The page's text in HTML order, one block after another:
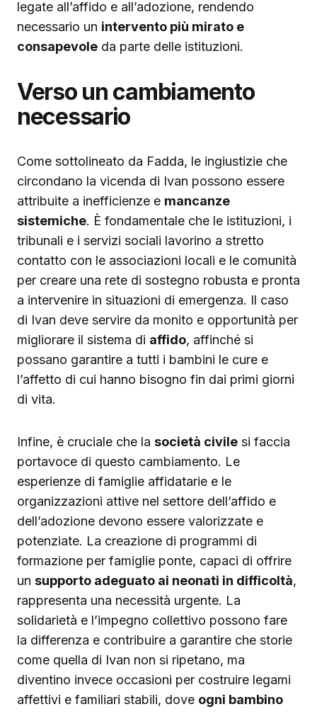
legate all’affido e all’adozione, rendendo
necessario un intervento più mirato e
consapevole da parte delle istituzioni.
Verso un cambiamento
necessario
Come sottolineato da Fadda, le ingiustizie che
circondano la vicenda di Ivan possono essere
attribuite a inefficienze e mancanze
sistemiche. È fondamentale che le istituzioni, i
tribunali e i servizi sociali lavorino a stretto
contatto con le associazioni locali e le comunità
per creare una rete di sostegno robusta e pronta
a intervenire in situazioni di emergenza. Il caso
di Ivan deve servire da monito e opportunità per
migliorare il sistema di affido, affinché si
possano garantire a tutti i bambini le cure e
l’affetto di cui hanno bisogno fin dai primi giorni
di vita.
Infine, è cruciale che la società civile si faccia
portavoce di questo cambiamento. Le
esperienze di famiglie affidatarie e le
organizzazioni attive nel settore dell’affido e
dell’adozione devono essere valorizzate e
potenziate. La creazione di programmi di
formazione per famiglie ponte, capaci di offrire
un supporto adeguato ai neonati in difficoltà,
rappresenta una necessità urgente. La
solidarietà e l’impegno collettivo possono fare
la differenza e contribuire a garantire che storie
come quella di Ivan non si ripetano, ma
diventino invece occasioni per costruire legami
affettivi e familiari stabili, dove ogni bambino